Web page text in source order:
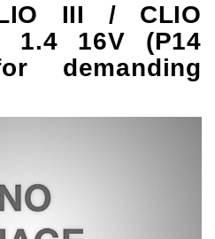
III / CLIO
1.4 16V (P14
demanding